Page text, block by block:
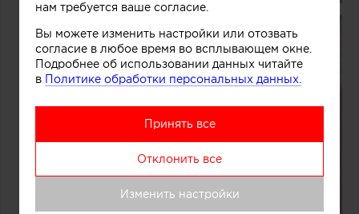
нам требуется ваше согласие.
Вы можете изменить настройки или отозвать
согласие в любое время во всплывающем окне.
Подробнее об использовании данных читайте
в Политике обработки персональных данных.
Принять все
Отклонить все
Изменить настройки